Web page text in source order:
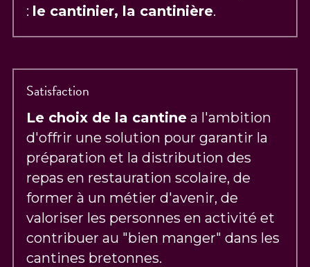
: le cantinier, la cantinière.
Satisfaction
Le choix de la cantine a l'ambition
d'offrir une solution pour garantir la
préparation et la distribution des
repas en restauration scolaire, de
former à un métier d'avenir, de
valoriser les personnes en activité et
contribuer au "bien manger" dans les
cantines bretonnes.